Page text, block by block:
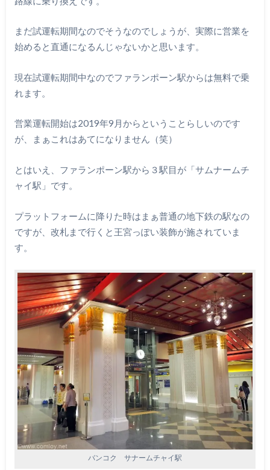
まだ試運転期間なのでそうなのでしょうが、実際に営業を
始めると直通になるんじゃないかと思います。
現在試運転期間中なのでファランポーン駅からは無料で乗
れます。
営業運転開始は2019年9月からということらしいのです
が、まぁこれはあてになりません（笑）
とはいえ、ファランポーン駅から３駅目が「サムナームチ
ャイ駅」です。
プラットフォームに降りた時はまぁ普通の地下鉄の駅なの
ですが、改札まで行くと王宮っぽい装飾が施されていま
す。
バンコク サナームチャイ駅